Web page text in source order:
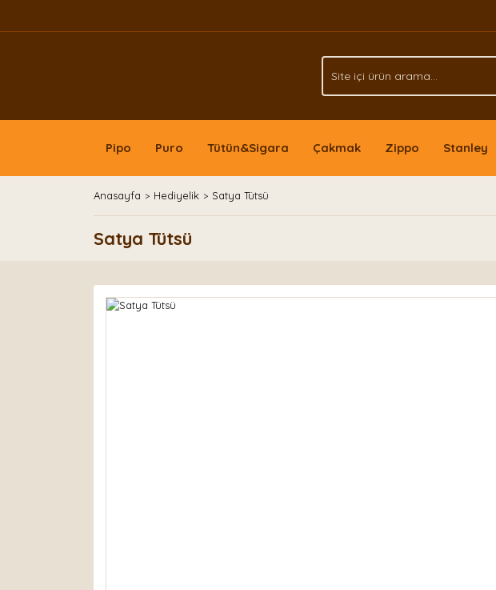
Pipo Puro Tütün&Sigara Çakmak Zippo Stanley
Anasayfa Hediyelik Satya Tütsü
Satya Tütsü